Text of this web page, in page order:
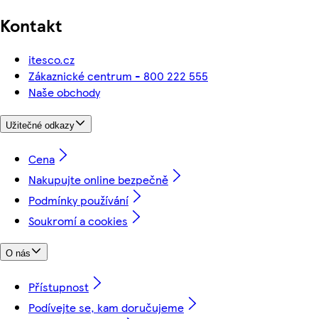
Kontakt
itesco.cz
Zákaznické centrum - 800 222 555
Naše obchody
Užitečné odkazy
Cena
Nakupujte online bezpečně
Podmínky používání
Soukromí a cookies
O nás
Přístupnost
Podívejte se, kam doručujeme